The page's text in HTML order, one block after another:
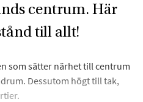
centrum. Här
till allt!
som sätter närhet till centrum
Dessutom högt till tak,